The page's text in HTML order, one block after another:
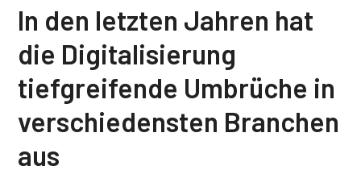
In den letzten Jahren hat
die Digitalisierung
tiefgreifende Umbrüche in
verschiedensten Branchen
aus